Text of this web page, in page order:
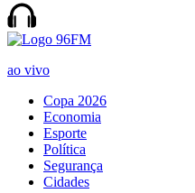
ao vivo
Copa 2026
Economia
Esporte
Política
Segurança
Cidades